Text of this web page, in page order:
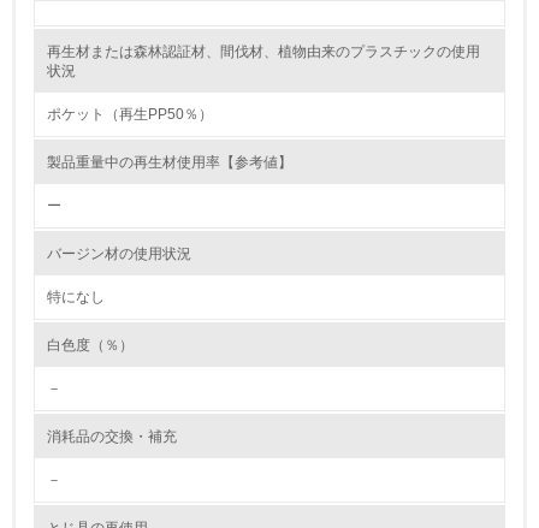
レベル2
環境取り組み体制と成果を定期的に検証して次の活動に活
境対策を理解し、実践している
環境活動に関する規格やプログラムを導入している
再生材または森林認証材、間伐材、植物由来のプラスチックの使用
状況
ポケット（再生PP50％）
製品重量中の再生材使用率【参考値】
ー
バージン材の使用状況
特になし
白色度（％）
－
消耗品の交換・補充
－